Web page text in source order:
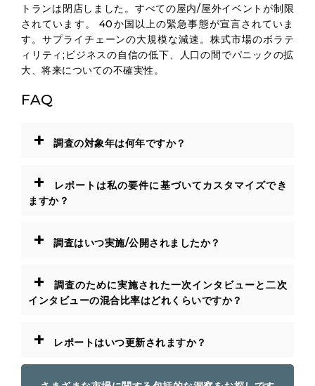
トランは閉店しました。すべての屋内/屋外イベントが制限
されています。 40か国以上の緊急事態が宣言されていま
す。サプライチェーンの大規模な減速。株式市場のボラテ
ィリティ;ビジネスの自信の低下、人口の間でパニックの拡
大、将来についての不確実性。
FAQ
+ 調査の対象年は何年ですか？
+
レポートは私の要件に基づいてカスタマイズでき
ますか？
+ 調査はいつ実施/公開されましたか？
+
調査のために実施された一次インタビューと二次
インタビューの混合比率はどれくらいですか？
+ レポートはいつ更新されますか？